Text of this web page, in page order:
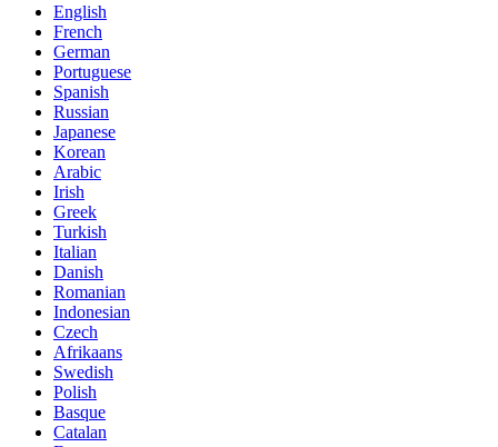
English
French
German
Portuguese
Spanish
Russian
Japanese
Korean
Arabic
Irish
Greek
Turkish
Italian
Danish
Romanian
Indonesian
Czech
Afrikaans
Swedish
Polish
Basque
Catalan